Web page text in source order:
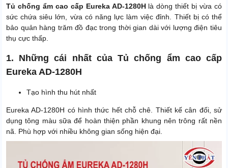
Tủ chống ẩm cao cấp Eureka AD-1280H là dòng thiết bị vừa có
sức chứa siêu lớn, vừa có năng lực làm việc đỉnh. Thiết bị có thể
bảo quản hàng trăm đồ đạc trong thời gian dài với lượng điện tiêu
thụ cực thấp.
1. Những cái nhất của Tủ chống ẩm cao cấp
Eureka AD-1280H
Tạo hình thu hút nhất
Eureka AD-1280H có hình thức hết chỗ chê. Thiết kế cân đối, sử
dụng tông màu sữa để hoàn thiện phần khung nên trông rất nền
nã. Phù hợp với nhiều không gian sống hiện đại.